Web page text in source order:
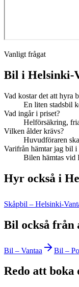
Vanligt frågat
Bil i Helsinki-
Vad kostar det att hyra
En liten stadsbil
Vad ingår i priset?
Helförsäkring,
Vilken ålder krävs?
Huvudföraren
Varifrån hämtar jag bil
Bilen hämtas vid
Hyr också i
Skåpbil – Helsinki-
Bil också från
Bil – Vantaa Bil –
Redo att boka